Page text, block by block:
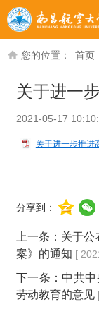
您的位置： 首页
关于进一
2021-05-17
关于进一步推进
分享到：
上一条： 关于公
案》的通知 [
下一条： 中共
劳动教育的意见